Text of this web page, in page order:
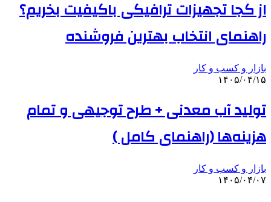
از کجا تجهیزات ترافیکی باکیفیت بخریم؟
راهنمای انتخاب بهترین فروشنده
بازار و کسب و کار
۱۴۰۵/۰۴/۱۵
تولید آب معدنی + طرح توجیهی و تمام
هزینه‌ها (راهنمای کامل )
بازار و کسب و کار
۱۴۰۵/۰۴/۰۷